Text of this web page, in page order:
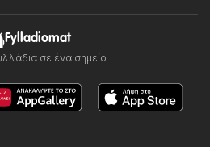
Fylladiomat
σε ένα σημείο